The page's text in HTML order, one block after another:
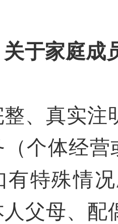
于家庭成
真实注
个体经
有特殊情
人父母、